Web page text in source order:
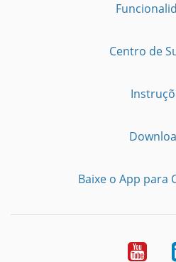
Centro de
Baixe o App para